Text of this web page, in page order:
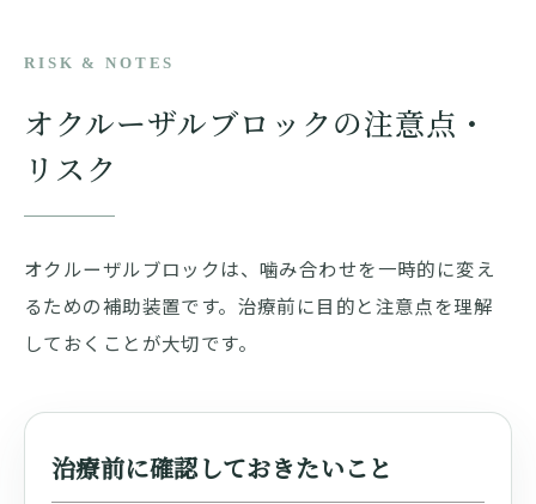
RISK & NOTES
オクルーザルブロックの注意点・
リスク
オクルーザルブロックは、噛み合わせを一時的に変え
るための補助装置です。治療前に目的と注意点を理解
しておくことが大切です。
治療前に確認しておきたいこと